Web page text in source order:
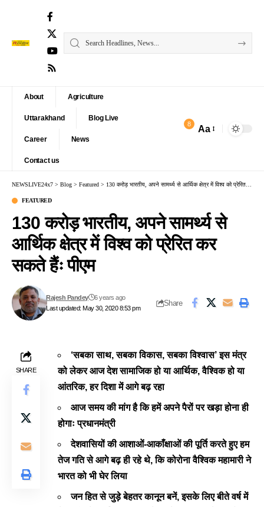
About Agriculture
Uttarakhand Blog Live
Career News
Contact us
8 Aa
NEWSLIVE24x7 > Blog > Featured > 130 करोड़ भारतीय, अपने सामर्थ्य से आर्थिक क्षेत्र में विश्व को प्रेरित कर सकते हैंः पीएम
FEATURED
130 करोड़ भारतीय, अपने सामर्थ्य से
आर्थिक क्षेत्र में विश्व को प्रेरित कर
सकते हैंः पीएम
Last updated: May 30, 2020 8:53 pm
Rajesh Pandey 6 years ago
Share
SHARE
‘सबका साथ, सबका विकास, सबका विश्वास’ इस मंत्र
को लेकर आज देश सामाजिक हो या आर्थिक, वैश्विक हो या
आंतरिक, हर दिशा में आगे बढ़ रहा
आज समय की मांग है कि हमें अपने पैरों पर खड़ा होना ही
होगाः प्रधानमंत्री
देशवासियों की आशाओं-आकाँक्षाओं की पूर्ति करते हुए हम
तेज गति से आगे बढ़ ही रहे थे, कि कोरोना वैश्विक महामारी ने
भारत को भी घेर लिया
जन हित से जुड़े बेहतर कानून बनें, इसके लिए बीते वर्ष में